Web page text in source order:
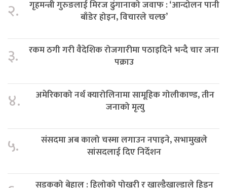
२.
गृहमन्त्री गुरुङलाई मिरज ढुंगानाको जवाफ : ‘आन्दोलन पानी
बाँडेर होइन, विचारले चल्छ’
३.
रकम ठगी गरी वैदेशिक रोजगारीमा पठाइदिने भन्दै चार जना
पक्राउ
४.
अमेरिकाको नर्थ क्यारोलिनामा सामूहिक गोलीकाण्ड, तीन
जनाको मृत्यु
५.
संसदमा अब कालो चस्मा लगाउन नपाइने, सभामुखले
सांसदलाई दिए निर्देशन
सडकको बेहाल : हिलोको पोखरी र खाल्डैखाल्डाले हिड्न